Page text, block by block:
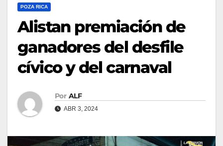
POZA RICA
Alistan premiación de
ganadores del desfile
cívico y del carnaval
Por ALF
ABR 3, 2024